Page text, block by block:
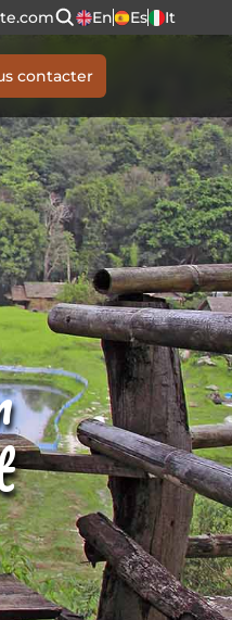
En Es It
contacter